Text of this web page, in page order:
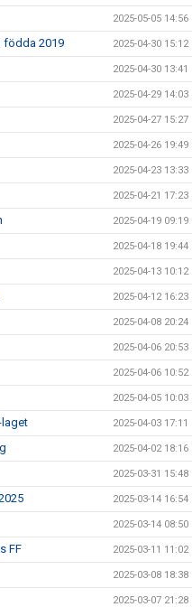
2025-05-05 14:56
födda 2019 2025-04-30 15:12
2025-04-30 13:41
2025-04-29 14:03
2025-04-27 15:27
2025-04-26 19:49
2025-04-23 13:33
2025-04-21 17:23
2025-04-19 09:19
2025-04-18 19:44
2025-04-13 10:12
2025-04-12 16:23
2025-04-08 20:24
2025-04-06 20:53
2025-04-06 10:52
2025-04-05 10:03
laget 2025-04-03 17:11
2025-04-02 18:16
2025-03-31 15:48
2025-03-14 16:54
2025-03-14 08:50
FF 2025-03-11 11:02
2025-03-08 18:38
2025-03-07 21:28